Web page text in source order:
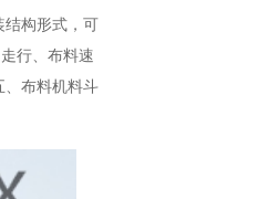
结构形式，可
行、布料速
、布料机料斗